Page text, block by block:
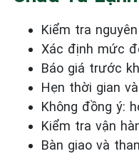
Kiểm tra
Xác định mức
Báo giá trước
Hẹn thời gian
Không đồng ý:
Kiểm tra vận
Bàn giao và